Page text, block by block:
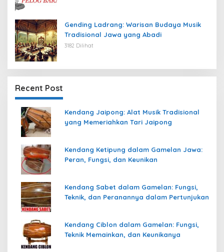
Gending Ladrang: Warisan Budaya Musik
Tradisional Jawa yang Abadi
3182 Dilihat
Recent Post
Kendang Jaipong: Alat Musik Tradisional
yang Memeriahkan Tari Jaipong
Kendang Ketipung dalam Gamelan Jawa:
Peran, Fungsi, dan Keunikan
Kendang Sabet dalam Gamelan: Fungsi,
Teknik, dan Peranannya dalam Pertunjukan
Kendang Ciblon dalam Gamelan: Fungsi,
Teknik Memainkan, dan Keunikanya